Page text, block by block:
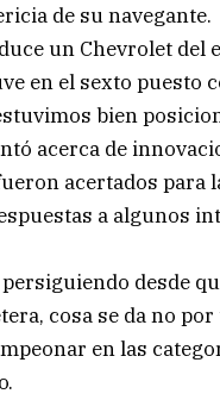
de su navegante.
un Chevrolet del
en el sexto puesto
bien
acerca de
acertados
a algunos
desde
cosa se da no
en las